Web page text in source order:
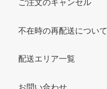
ご注文のキャンセル
不在時の再配送について
配送エリア一覧
お問い合わせ